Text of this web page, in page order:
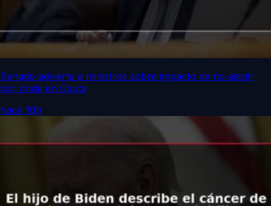
Senado advierte a ministros sobre impacto de no asistir
por crisis en Ceuta
hace 10h